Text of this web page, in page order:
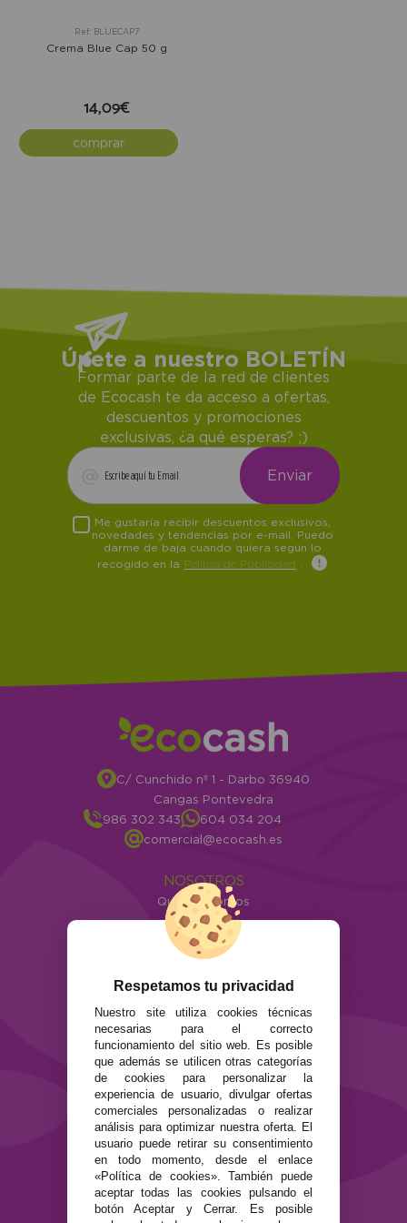
Ref: BLUECAP7
Crema Blue Cap 50 g
14,09€
comprar
Únete a nuestro BOLETÍN
Formar parte de la red de clientes
de Ecocash te da acceso a ofertas,
descuentos y promociones
exclusivas, ¿a qué esperas? ;)
Me gustaría recibir descuentos exclusivos,
novedades y tendencias por e-mail. Puedo
darme de baja cuando quiera según lo
recogido en la Política de Publicidad
C/ Cunchido nº 1 - Darbo 36940
Cangas Pontevedra
986 302 343
604 034 204
comercial@ecocash.es
NOSOTROS
Quiénes somos
Info
ATENCIÓN AL CLIENTE
Envíos y devoluciones
Preguntas Frecuentes
Contacto
SEGURIDAD Y PRIVACIDAD
Términos y condiciones de uso
Política de privacidad
Política de cookies
Respetamos tu privacidad
Nuestro site utiliza cookies técnicas
necesarias para el correcto
funcionamiento del sitio web. Es posible
que además se utilicen otras categorías
de cookies para personalizar la
experiencia de usuario, divulgar ofertas
comerciales personalizadas o realizar
análisis para optimizar nuestra oferta. El
usuario puede retirar su consentimiento
en todo momento, desde el enlace
«Política de cookies». También puede
aceptar todas las cookies pulsando el
botón Aceptar y Cerrar. Es posible